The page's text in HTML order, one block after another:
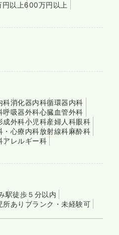
以上600万円以上
科消化器内科循環器内科
呼吸器外科心臓血管外科
成外科小児科産婦人科眼科
・心療内科放射線科麻酔科
アレルギー科
駅徒歩５分以内
所あり ブランク・未経験可